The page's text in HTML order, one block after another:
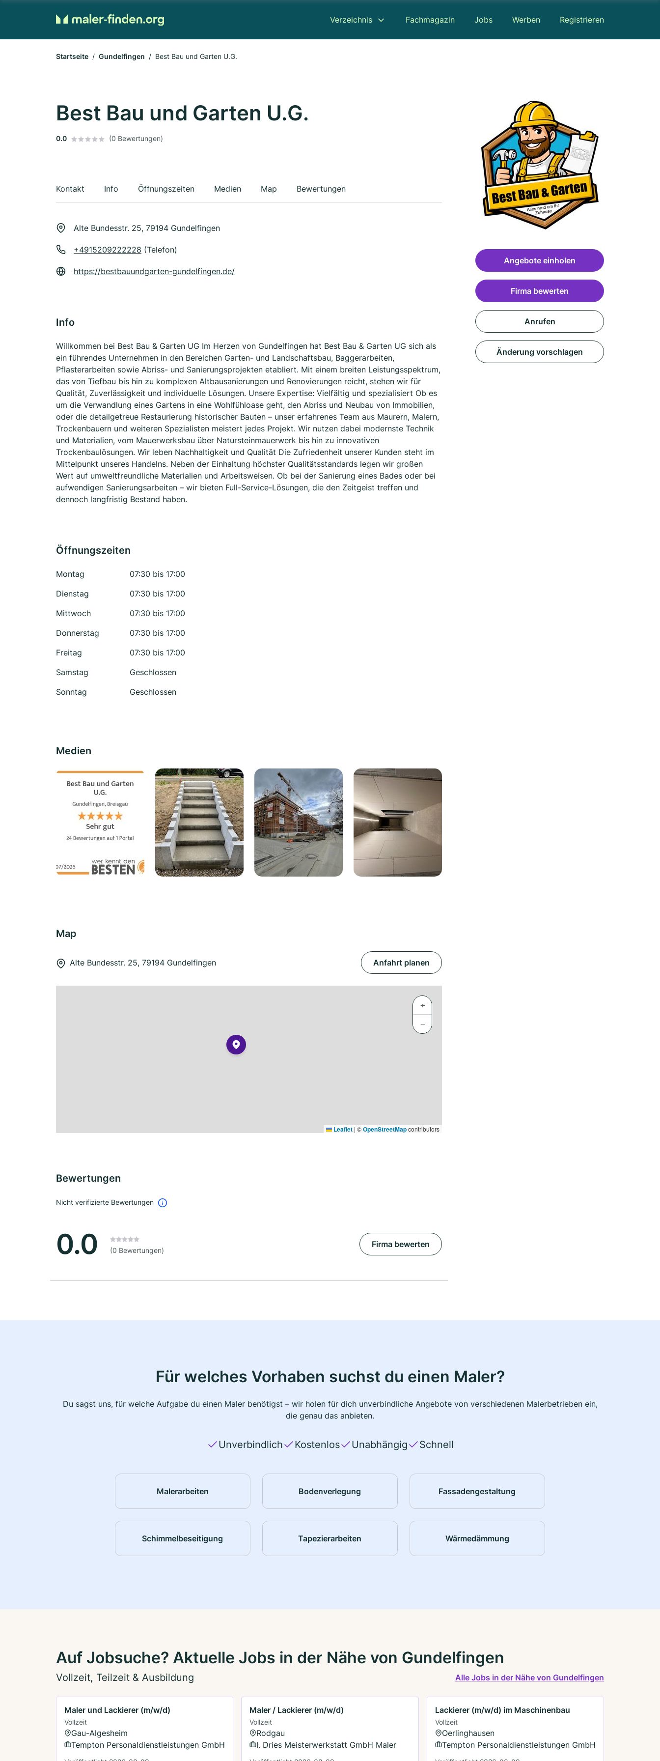
Verzeichnis Fachmagazin Jobs Werben Registrieren
Startseite Gundelfingen Best Bau und Garten U.G.
Best Bau und Garten U.G.
0.0 (0 Bewertungen)
Kontakt Info Öffnungszeiten Medien Map Bewertungen
Alte Bundesstr. 25, 79194 Gundelfingen
+4915209222228 (Telefon)
https://bestbauundgarten-gundelfingen.de/
Info
Willkommen bei Best Bau & Garten UG Im Herzen von Gundelfingen hat Best Bau & Garten UG sich als
ein führendes Unternehmen in den Bereichen Garten- und Landschaftsbau, Baggerarbeiten,
Pflasterarbeiten sowie Abriss- und Sanierungsprojekten etabliert. Mit einem breiten Leistungsspektrum,
das von Tiefbau bis hin zu komplexen Altbausanierungen und Renovierungen reicht, stehen wir für
Qualität, Zuverlässigkeit und individuelle Lösungen. Unsere Expertise: Vielfältig und spezialisiert Ob es
um die Verwandlung eines Gartens in eine Wohlfühloase geht, den Abriss und Neubau von Immobilien,
oder die detailgetreue Restaurierung historischer Bauten – unser erfahrenes Team aus Maurern, Malern,
Trockenbauern und weiteren Spezialisten meistert jedes Projekt. Wir nutzen dabei modernste Technik
und Materialien, vom Mauerwerksbau über Natursteinmauerwerk bis hin zu innovativen
Trockenbaulösungen. Wir leben Nachhaltigkeit und Qualität Die Zufriedenheit unserer Kunden steht im
Mittelpunkt unseres Handelns. Neben der Einhaltung höchster Qualitätsstandards legen wir großen
Wert auf umweltfreundliche Materialien und Arbeitsweisen. Ob bei der Sanierung eines Bades oder bei
aufwendigen Sanierungsarbeiten – wir bieten Full-Service-Lösungen, die den Zeitgeist treffen und
dennoch langfristig Bestand haben.
Öffnungszeiten
Montag
07:30 bis 17:00
Dienstag
07:30 bis 17:00
Mittwoch
07:30 bis 17:00
Donnerstag
07:30 bis 17:00
Freitag
07:30 bis 17:00
Samstag
Geschlossen
Sonntag
Geschlossen
Medien
Map
Alte Bundesstr. 25, 79194 Gundelfingen Anfahrt planen
+
−
Leaflet | ©OpenStreetMapcontributors
Bewertungen
Nicht verifizierte Bewertungen
0.0 (0 Bewertungen)
Firma bewerten
Angebote einholen
Firma bewerten
Anrufen
Änderung vorschlagen
Für welches Vorhaben suchst du einen Maler?
Du sagst uns, für welche Aufgabe du einen Maler benötigst – wir holen für dich unverbindliche Angebote von verschiedenen Malerbetrieben ein,
die genau das anbieten.
Unverbindlich Kostenlos Unabhängig Schnell
Malerarbeiten Bodenverlegung Fassadengestaltung
Schimmelbeseitigung Tapezierarbeiten Wärmedämmung
Auf Jobsuche? Aktuelle Jobs in der Nähe von Gundelfingen
Vollzeit, Teilzeit & Ausbildung Alle Jobs in der Nähe von Gundelfingen
Maler und Lackierer (m/w/d)
Vollzeit
Gau-Algesheim
Tempton Personaldienstleistungen GmbH
Maler / Lackierer (m/w/d)
Vollzeit
Rodgau
I. Dries Meisterwerkstatt GmbH Maler
Lackierer (m/w/d) im Maschinenbau
Vollzeit
Oerlinghausen
Tempton Personaldienstleistungen GmbH